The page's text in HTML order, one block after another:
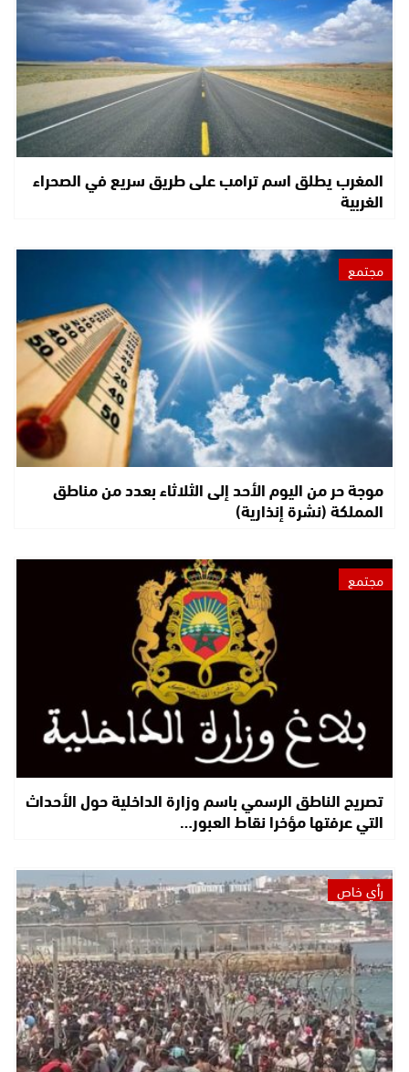
المغرب يطلق اسم ترامب على طريق سريع في الصحراء
الغربية
مجتمع
موجة حر من اليوم الأحد إلى الثلاثاء بعدد من مناطق
المملكة (نشرة إنذارية)
مجتمع
تصريح الناطق الرسمي باسم وزارة الداخلية حول الأحداث
التي عرفتها مؤخرا نقاط العبور…
رأي خاص